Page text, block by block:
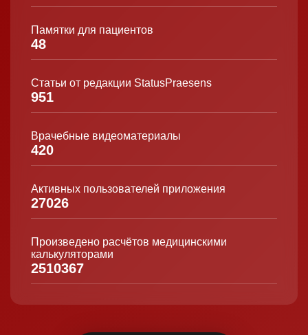
Памятки для пациентов
48
Статьи от редакции StatusPraesens
951
Врачебные видеоматериалы
420
Активных пользователей приложения
27026
Произведено расчётов медицинскими
калькуляторами
2510367